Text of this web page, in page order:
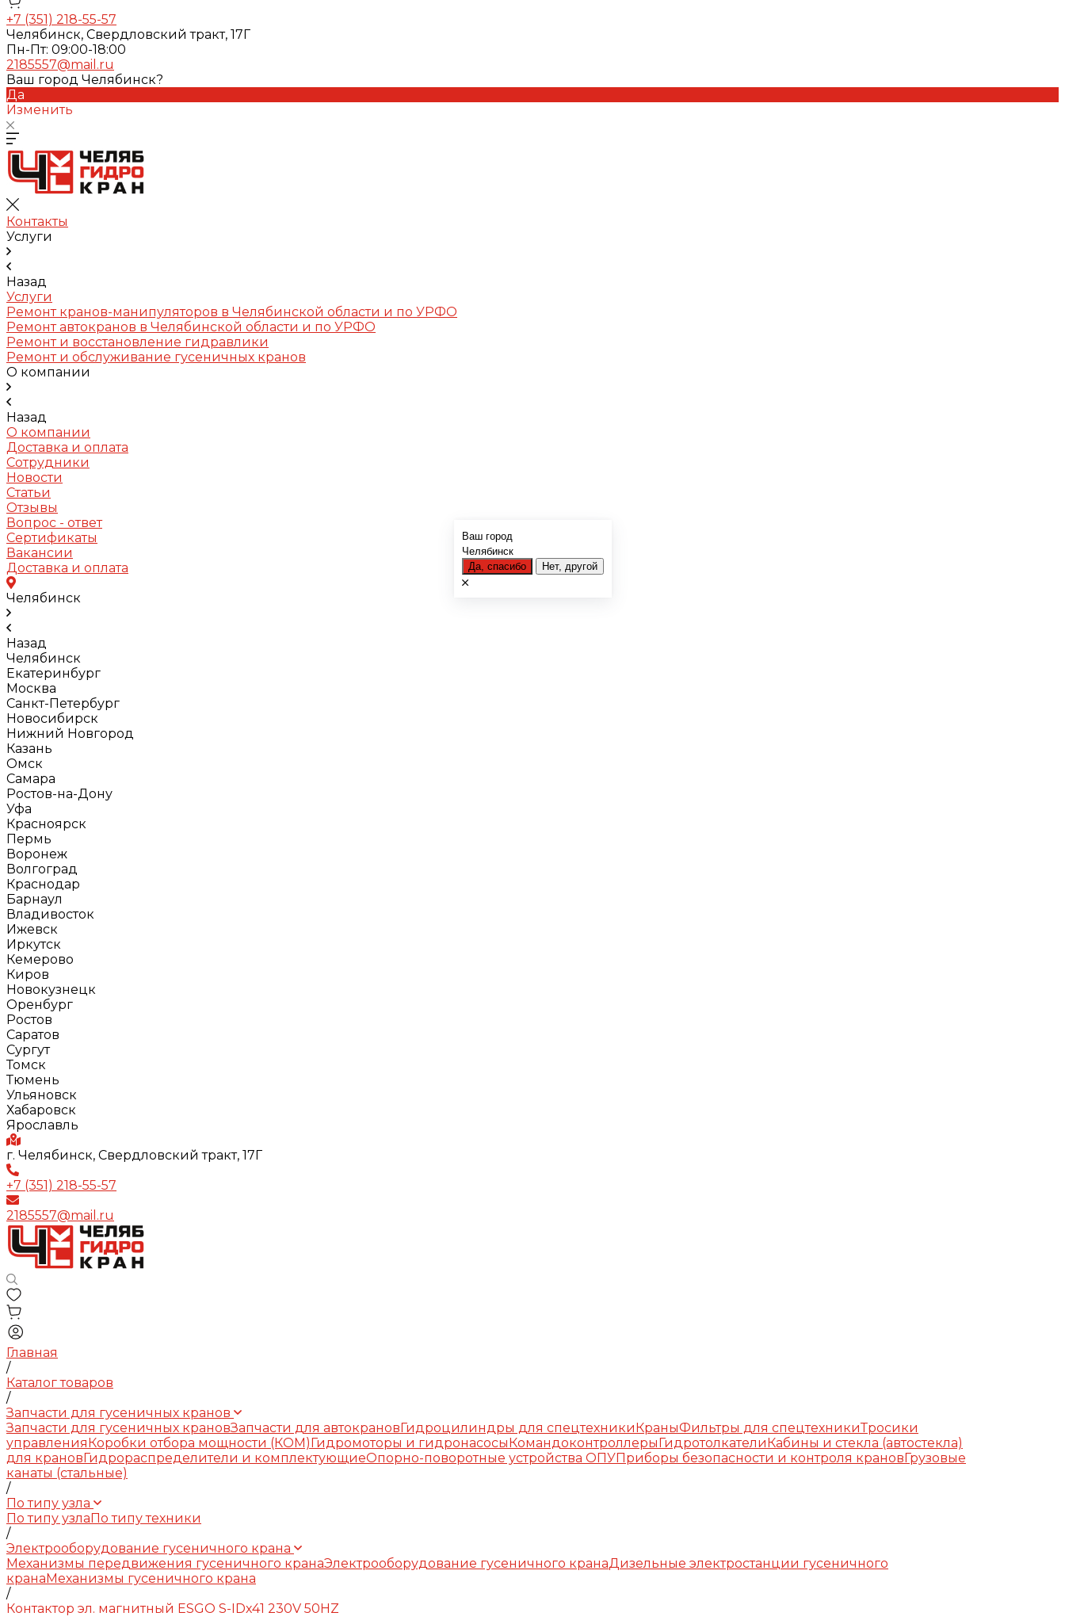
+7 (351) 218-55-57
Челябинск, Свердловский тракт, 17Г
Пн-Пт: 09:00-18:00
2185557@mail.ru
Ваш город Челябинск?
Да
Изменить
Контакты
Услуги
Назад
Услуги
Ремонт кранов-манипуляторов в Челябинской области и по УРФО
Ремонт автокранов в Челябинской области и по УРФО
Ремонт и восстановление гидравлики
Ремонт и обслуживание гусеничных кранов
О компании
Назад
О компании
Доставка и оплата
Сотрудники
Новости
Статьи
Отзывы
Вопрос - ответ
Сертификаты
Вакансии
Доставка и оплата
Челябинск
Назад
Челябинск
Екатеринбург
Москва
Санкт-Петербург
Новосибирск
Нижний Новгород
Казань
Омск
Самара
Ростов-на-Дону
Уфа
Красноярск
Пермь
Воронеж
Волгоград
Краснодар
Барнаул
Владивосток
Ижевск
Иркутск
Кемерово
Киров
Новокузнецк
Оренбург
Ростов
Саратов
Сургут
Томск
Тюмень
Ульяновск
Хабаровск
Ярославль
г. Челябинск, Свердловский тракт, 17Г
+7 (351) 218-55-57
2185557@mail.ru
Главная
/
Каталог товаров
/
Запчасти для гусеничных кранов
Запчасти для гусеничных крановЗапчасти для автокрановГидроцилиндры для спецтехникиКраныФильтры для спецтехникиТросики
управленияКоробки отбора мощности (КОМ)Гидромоторы и гидронасосыКомандоконтроллерыГидротолкателиКабины и стекла (автостекла)
для крановГидрораспределители и комплектующиеОпорно-поворотные устройства ОПУПриборы безопасности и контроля крановГрузовые
канаты (стальные)
/
По типу узла
По типу узлаПо типу техники
/
Электрооборудование гусеничного крана
Механизмы передвижения гусеничного кранаЭлектрооборудование гусеничного кранаДизельные электростанции гусеничного
кранаМеханизмы гусеничного крана
/
Контактор эл. магнитный ESGO S-IDх41 230V 50HZ
Ваш город
Челябинск
Да, спасибо Нет, другой